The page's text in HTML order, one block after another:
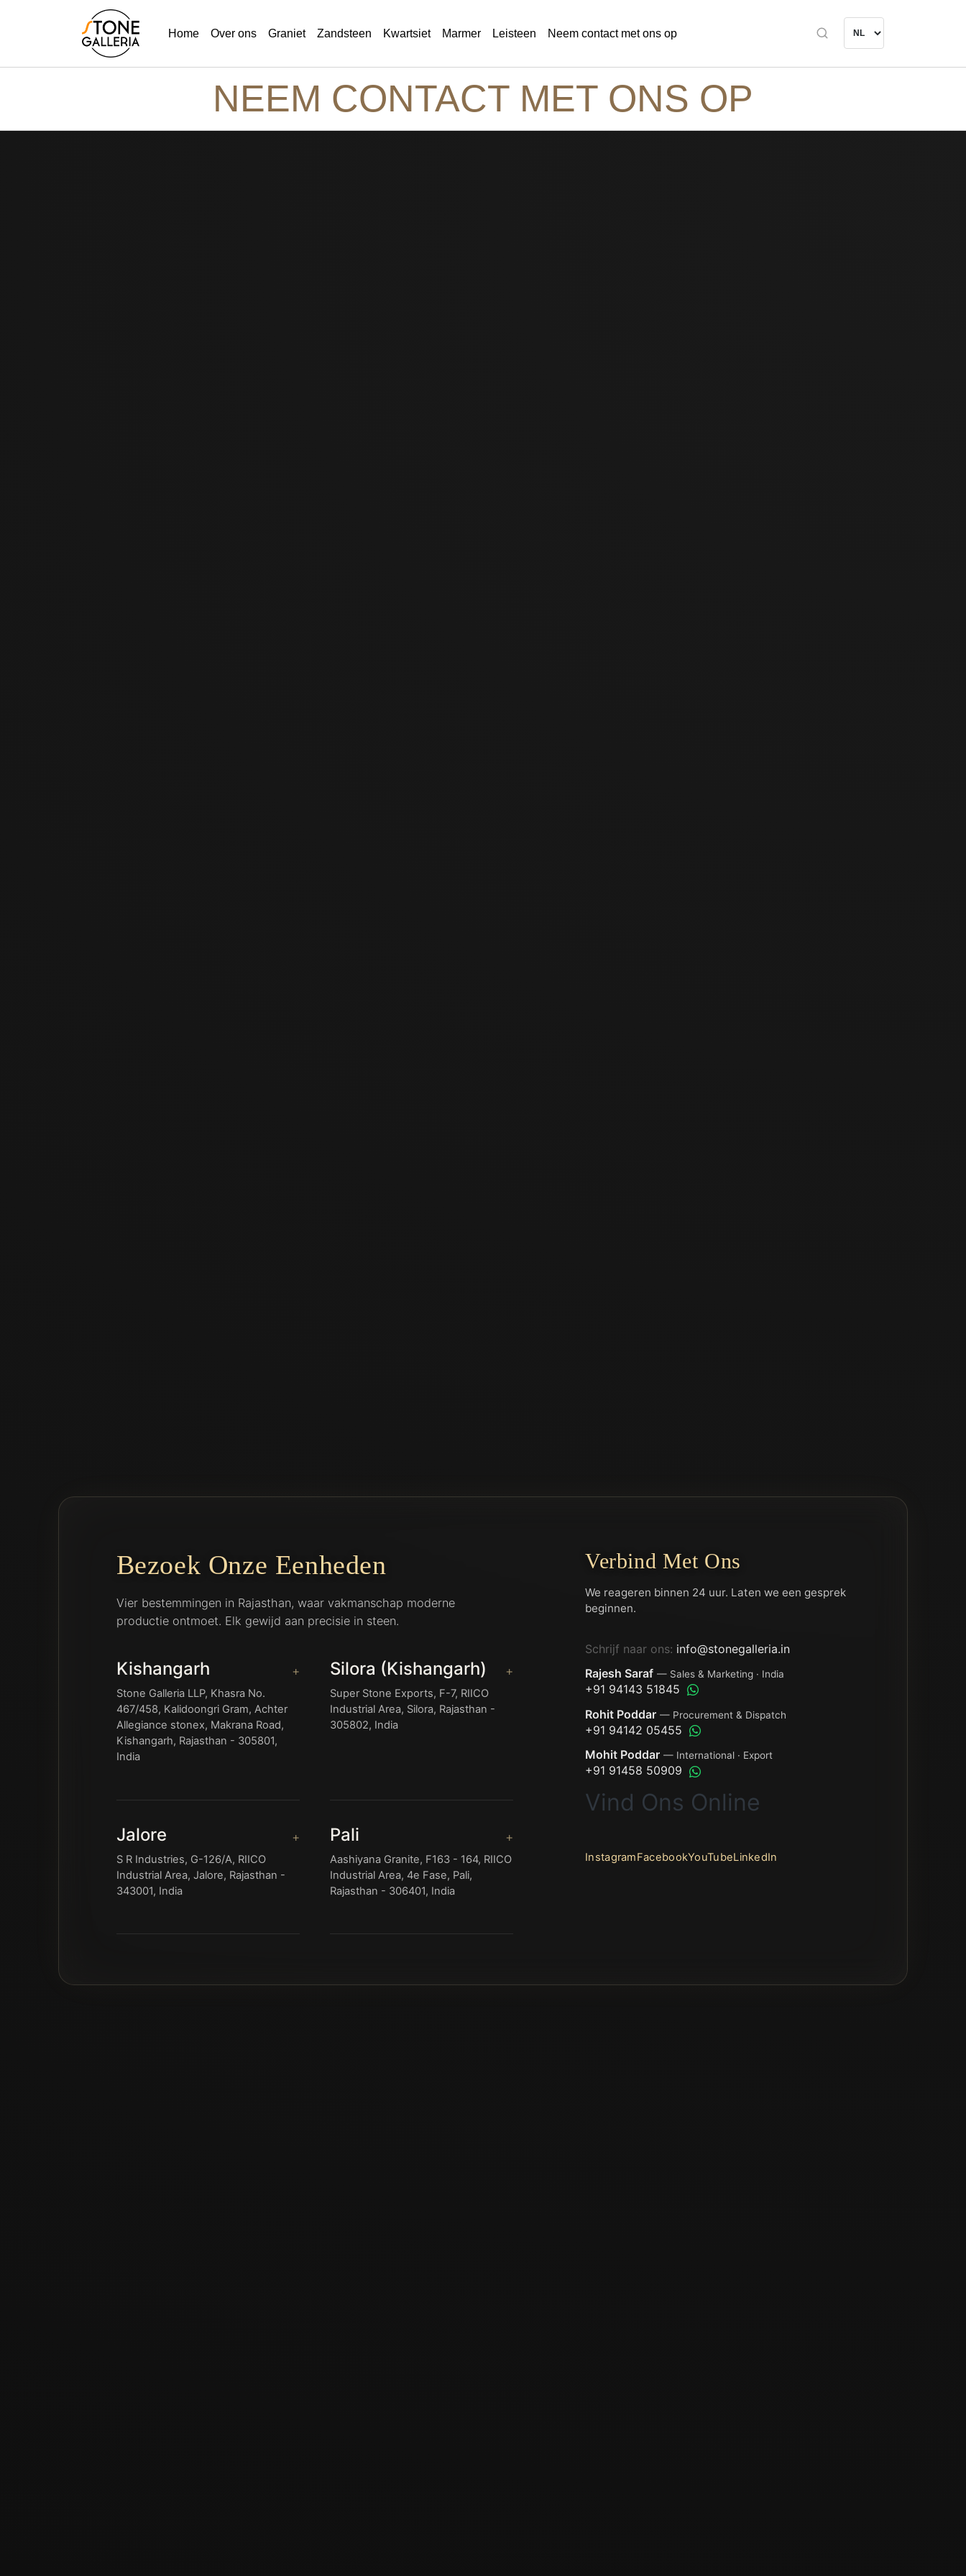
Home Over ons Graniet Zandsteen Kwartsiet Marmer Leisteen Neem contact met ons op
NEEM CONTACT MET ONS OP
Bezoek Onze Eenheden
Vier bestemmingen in Rajasthan, waar vakmanschap moderne
productie ontmoet. Elk gewijd aan precisie in steen.
Kishangarh
Stone Galleria LLP, Khasra No.
467/458, Kalidoongri Gram, Achter
Allegiance stonex, Makrana Road,
Kishangarh, Rajasthan - 305801,
India
Silora (Kishangarh)
Super Stone Exports, F-7, RIICO
Industrial Area, Silora, Rajasthan -
305802, India
Jalore
S R Industries, G-126/A, RIICO
Industrial Area, Jalore, Rajasthan -
343001, India
Pali
Aashiyana Granite, F163 - 164, RIICO
Industrial Area, 4e Fase, Pali,
Rajasthan - 306401, India
Verbind Met Ons
We reageren binnen 24 uur. Laten we een gesprek
beginnen.
Schrijf naar ons: info@stonegalleria.in
Rajesh Saraf — Sales & Marketing · India
+91 94143 51845
Rohit Poddar — Procurement & Dispatch
+91 94142 05455
Mohit Poddar — International · Export
+91 91458 50909
Vind Ons Online
InstagramFacebookYouTubeLinkedIn